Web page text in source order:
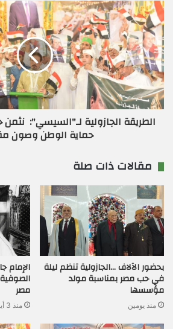
الطريقة الجازولية لـ"السيسي":
حماية الوطن وصون
مقالات ذات صلة
بحضور الآلاف …الجازولية تنظم ليلة
في حب مصر بمناسبة مولد
مؤسسها
منذ يومين
الإمام
مصر
منذ 3 أيام